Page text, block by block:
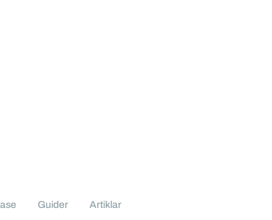
Guider Artiklar